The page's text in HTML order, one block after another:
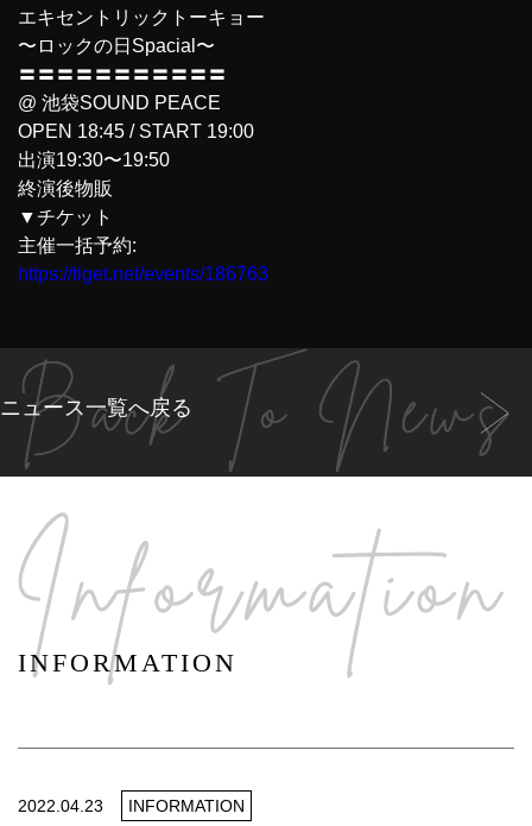
エキセントリックトーキョー
〜ロックの日Spacial〜
〓〓〓〓〓〓〓〓〓〓〓
@ 池袋SOUND PEACE
OPEN 18:45 / START 19:00
出演19:30〜19:50
終演後物販
▼チケット
主催一括予約:
https://tiget.net/events/186763
ニュース一覧へ戻る
INFORMATION
2022.04.23 INFORMATION